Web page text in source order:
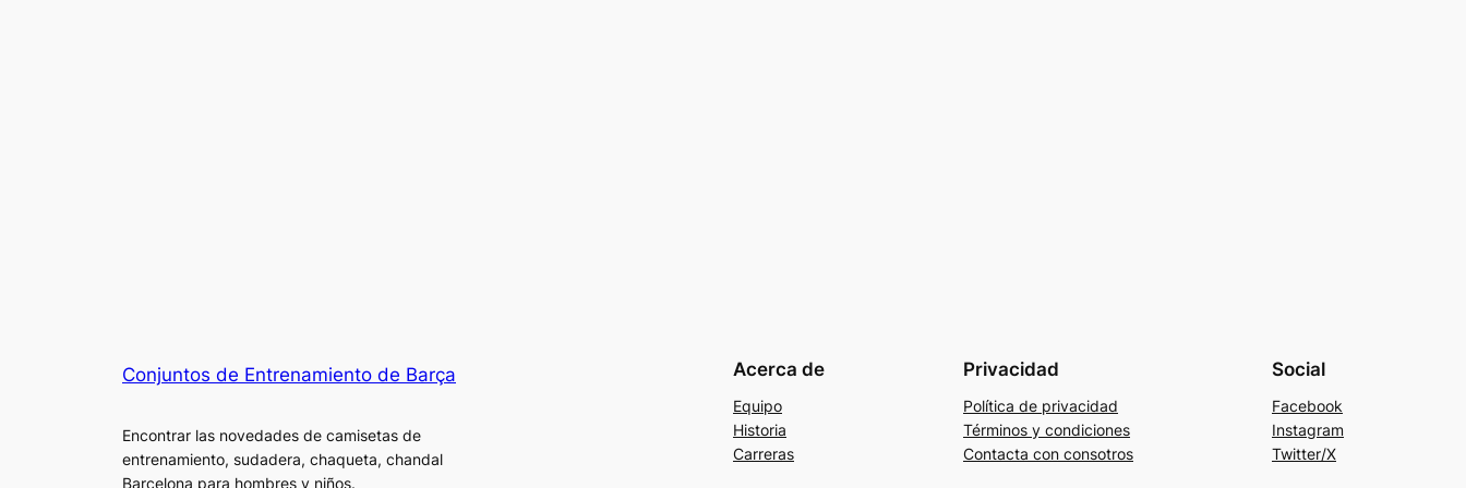
Conjuntos de Entrenamiento de Barça
Encontrar las novedades de camisetas de
entrenamiento, sudadera, chaqueta, chandal
Barcelona para hombres y niños.
Acerca de
Equipo
Historia
Carreras
Privacidad
Política de privacidad
Términos y condiciones
Contacta con consotros
Social
Facebook
Instagram
Twitter/X